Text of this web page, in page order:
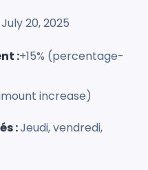
20, 2025
:+15% (percentage-
increase)
:Jeudi, vendredi,